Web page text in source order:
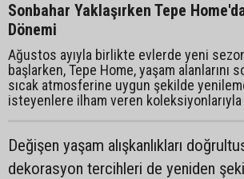
Sonbahar Yaklaşırken Tepe
Dönemi
Ağustos ayıyla birlikte evlerde yeni sezon
başlarken, Tepe Home, yaşam alanlarını
sıcak atmosferine uygun şekilde
isteyenlere ilham veren koleksiyonlarıyla
Değişen yaşam alışkanlıkları
dekorasyon tercihleri de yeniden